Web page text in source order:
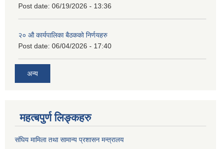
Post date: 06/19/2026 - 13:36
२० औ कार्यपालिका बैठकको निर्णयहरु
Post date: 06/04/2026 - 17:40
अन्य
महत्बपुर्ण लिङ्कहरु
संघिय मामिला तथा सामान्य प्रशासन मन्त्रालय